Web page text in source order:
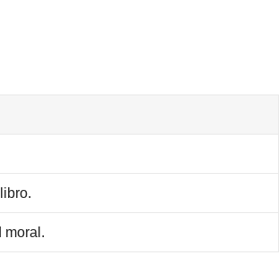
moral.